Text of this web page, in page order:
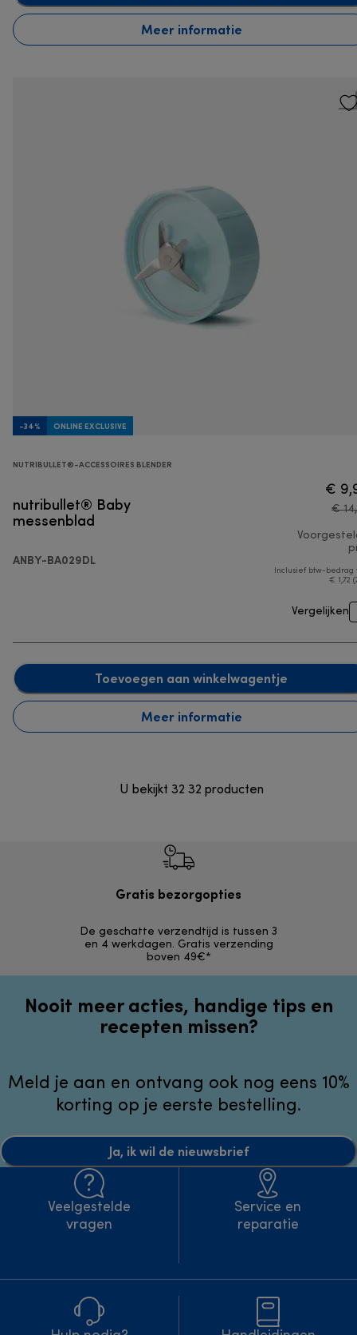
Meer informatie
-34% ONLINE EXCLUSIVE
NUTRIBULLET®-ACCESSOIRES BLENDER
nutribullet® Baby
messenblad
ANBY-BA029DL
€
€
Inclusief btw-bedrag
€ 1,72
Vergelijken
Toevoegen aan winkelwagentje
Meer informatie
U bekijkt 32 32 producten
Gratis bezorgopties
De geschatte verzendtijd is tussen 3
en 4 werkdagen. Gratis verzending
boven 49€*
Nooit meer acties, handige tips en
recepten missen?
Meld je aan en ontvang ook nog eens 10%
korting op je eerste bestelling.
Ja, ik wil de nieuwsbrief
Veelgestelde
vragen
Service en
reparatie